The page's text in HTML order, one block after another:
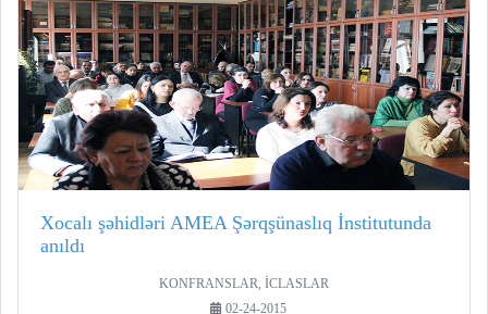
Xocalı şəhidləri AMEA Şərqşünaslıq İnstitutunda
anıldı
KONFRANSLAR, İCLASLAR
02-24-2015